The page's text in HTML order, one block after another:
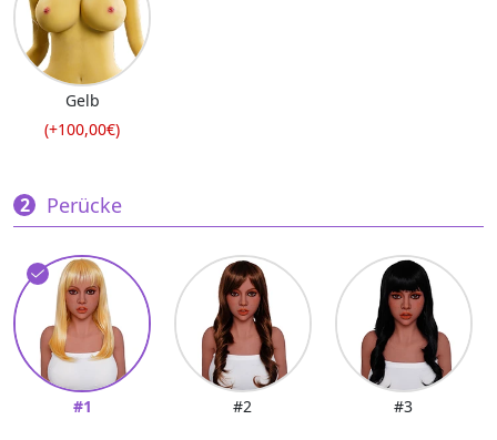
Gelb
(+100,00€)
Perücke
#1 #2 #3